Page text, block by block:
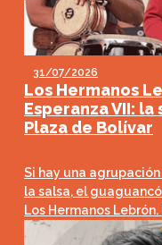
31/07/2026
Los Hermanos
Esperanza VII:
Plaza de Bolívar
Si hay una
la salsa, el
Los Hermanos Lebrón.